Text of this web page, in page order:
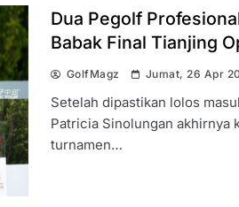
Dua Pegolf
Babak Final Tianjing
GolfMagz Jumat, 26 Apr
Setelah dipastikan lolos
Patricia Sinolungan akhirnya
turnamen…